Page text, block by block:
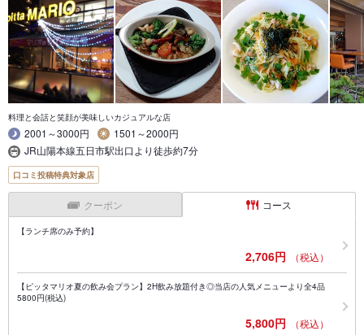
料理と会話と笑顔が美味しいカジュアルな店
2001～3000円
1501～2000円
JR山陽本線五日市駅出口より徒歩約7分
口コミ投稿特典対象店
クーポン コース
【ランチ席のみ予約】
2,706円 （税込）
【ピッタマリオ夏の飲み会プラン】2H飲み放題付き◎当店の人気メニューより全4品
5800円(税込)
5,800円 （税込）